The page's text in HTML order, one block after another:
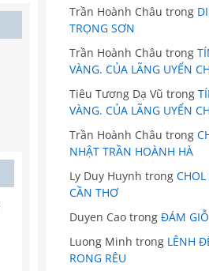
Trần Hoành Châu trong
TRỌNG SƠN
Trần Hoành Châu trong
VÀNG. CỦA LÃNG UYỂN
Tiêu Tương Dạ Vũ trong
VÀNG. CỦA LÃNG UYỂN
Trần Hoành Châu trong
NHẬT TRẦN HOÀNH HÀ
Ly Duy Huynh trong
CẦN THƠ
Duyen Cao trong ĐÁM
Luong Minh trong LÊNH
RONG RÊU